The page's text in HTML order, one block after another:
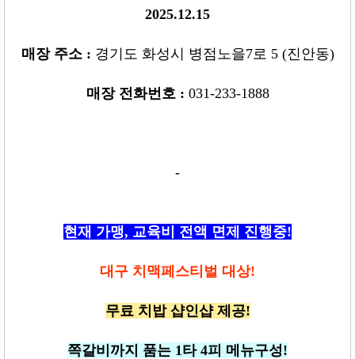
2025.12.15
매장 주소 : 경기도 화성시 병점노을7로 5 (진안동)
매장 전화번호 : 031-233-1888
-
현재 가맹, 교육비 전액 면제 진행중!
대구 치맥페스티벌 대상!
무료 치밥 샵인샵 제공!
쪽갈비까지 품는 1타 4피 메뉴구성!